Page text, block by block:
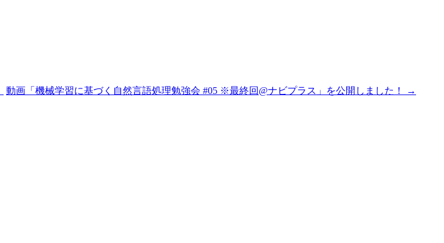
動画「機械学習に基づく自然言語処理勉強会 #05 ※最終回@ナビプラス」を公開しました！
→